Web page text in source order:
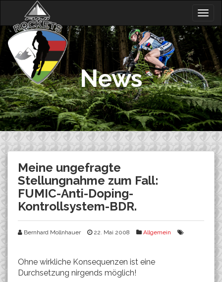
content
News
Meine ungefragte
Stellungnahme zum Fall:
FUMIC-Anti-Doping-
Kontrollsystem-BDR.
Bernhard Mollnhauer 22. Mai 2008 Allgemein
Ohne wirkliche Konsequenzen ist eine
Durchsetzung nirgends möglich!